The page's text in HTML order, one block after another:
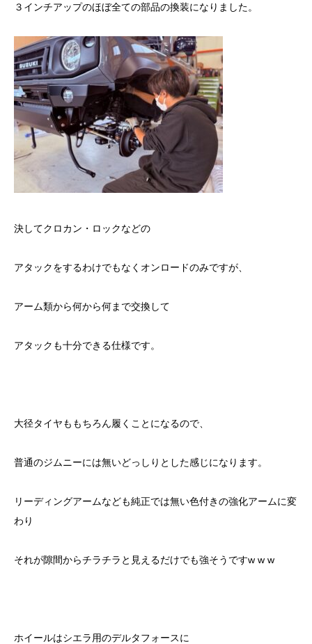
３インチアップのほぼ全ての部品の換装になりました。
決してクロカン・ロックなどの
アタックをするわけでもなくオンロードのみですが、
アーム類から何から何まで交換して
アタックも十分できる仕様です。
大径タイヤももちろん履くことになるので、
普通のジムニーには無いどっしりとした感じになります。
リーディングアームなども純正では無い色付きの強化アームに変
わり
それが隙間からチラチラと見えるだけでも強そうですw w w
ホイールはシエラ用のデルタフォースに